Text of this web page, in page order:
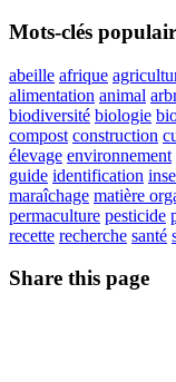
Mots-clés
abeille afrique
alimentation animal
biodiversité biologie
compost construction
élevage environnement
guide identification
maraîchage matière
permaculture pesticide
recette recherche santé
Share this page